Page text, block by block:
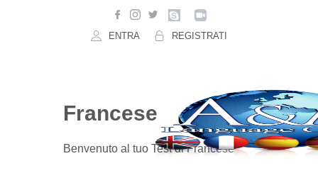
REGISTRATI
ENTRA
Francese
Benvenuto al tuo Test di Francese